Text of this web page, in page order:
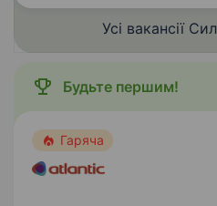
Усі вакансії Сил
Будьте першим!
Гаряча